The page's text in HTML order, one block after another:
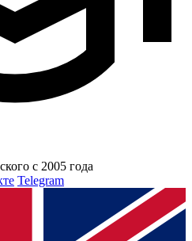
с 2005 года
Telegram